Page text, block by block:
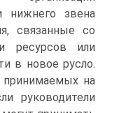
нижнего звена
связанные со
ресурсов или
в новое русло.
на
руководители